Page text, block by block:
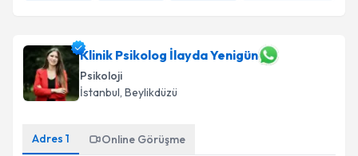
Klinik Psikolog İlayda Yenigün
Psikoloji
İstanbul, Beylikdüzü
Adres 1 Online Görüşme